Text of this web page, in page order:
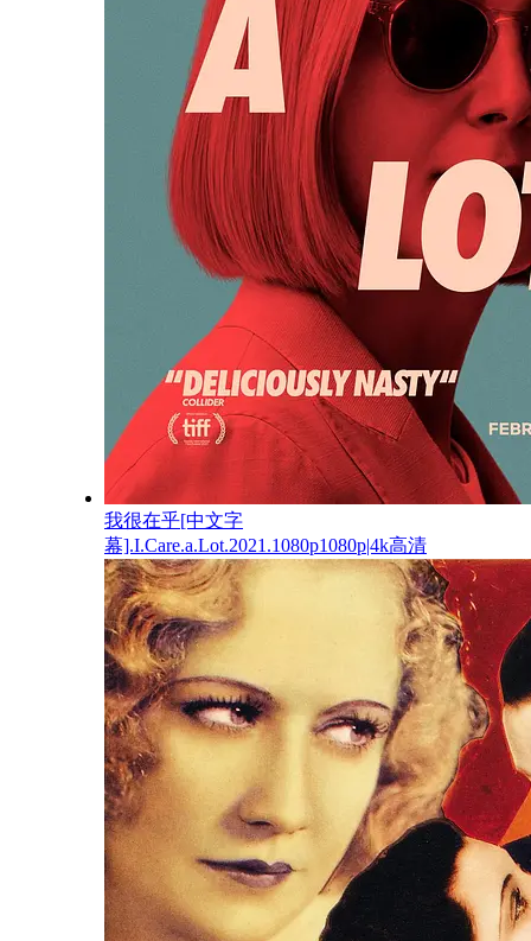
我很在乎[中文字
幕].I.Care.a.Lot.2021.1080p1080p|4k高清